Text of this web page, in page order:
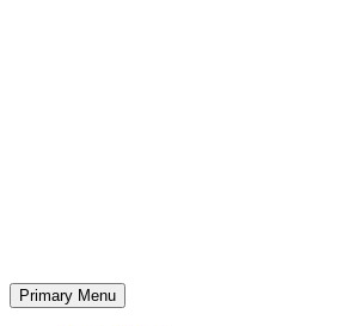
Primary Menu